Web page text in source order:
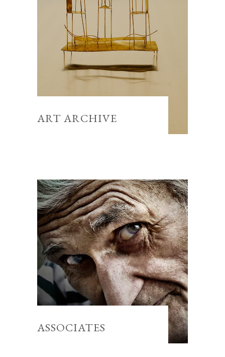
ART ARCHIVE
ASSOCIATES